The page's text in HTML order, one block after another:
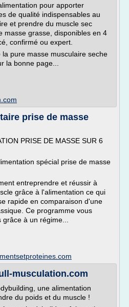
pour apporter
de qualité indispensables au
et prendre du muscle sec
masse grasse, disponibles en 4
confirmé ou expert.
pure masse musculaire seche
la bonne page...
prise de masse
PRISE DE MASSE SUR 6
spécial prise de masse
entreprendre et réussir à
grâce à l'alimentation ce qui
rapide en comparaison d'une
Ce programme vous
à un régime...
musculation.com
une alimentation
du poids et du muscle !